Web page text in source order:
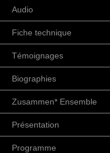
Audio
Fiche technique
Témoignages
Biographies
Zusammen* Ensemble
Présentation
Programme